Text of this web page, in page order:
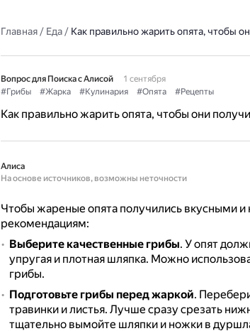
Главная/ Еда/ Как правильно жарить опята, чтобы
Вопрос для Поиска с Алисой
1 сентября
#Грибы
#Жарка #Кулинария #Опята #Рецепты
Как правильно жарить опята, чтобы они
Алиса
На основе источников, возможны неточности
Чтобы жареные опята получились вкусными
рекомендациям:
Выберите качественные грибы. У опят
упругая и плотная шляпка. Можно
грибы.
Подготовьте грибы перед жаркой.
травинки и листья. Лучше сразу срезать
тщательно вымойте шляпки и ножки в